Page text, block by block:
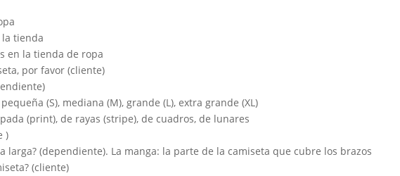
la tienda
en la tienda de ropa
por favor (cliente)
(S), mediana (M), grande (L), extra grande (XL)
(print), de rayas (stripe), de cuadros, de lunares
)
larga? (dependiente). La manga: la parte de la camiseta que cubre los brazos
(cliente)